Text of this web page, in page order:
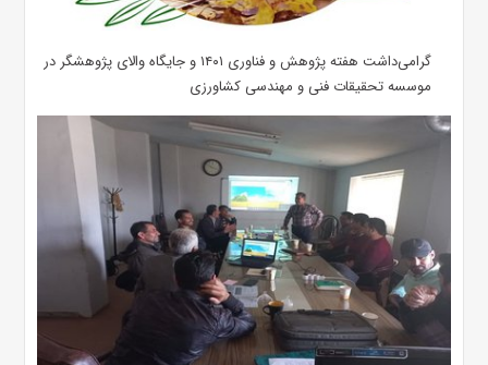
گرامی‌داشت هفته پژوهش و فناوری ۱۴۰۱ و جایگاه والای پژوهشگر در
موسسه تحقیقات فنی و مهندسی کشاورزی